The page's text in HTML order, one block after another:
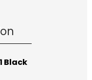
Black